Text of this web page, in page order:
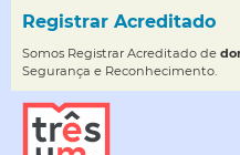
Registrar Acreditado
Somos Registrar Acreditado de
Segurança e Reconhecimento.